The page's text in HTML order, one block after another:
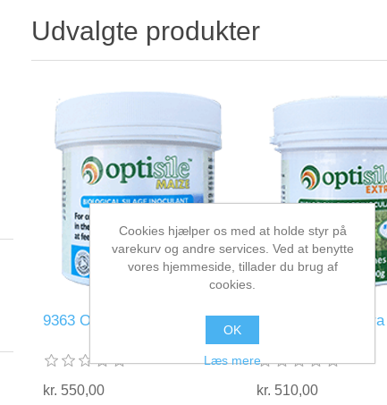
Udvalgte produkter
9363 Optisile Maize
kr. 550,00
9364 Optisile Extra
kr. 510,00
Cookies hjælper os med at holde styr på
varekurv og andre services. Ved at benytte
vores hjemmeside, tillader du brug af
cookies.
OK
Læs mere